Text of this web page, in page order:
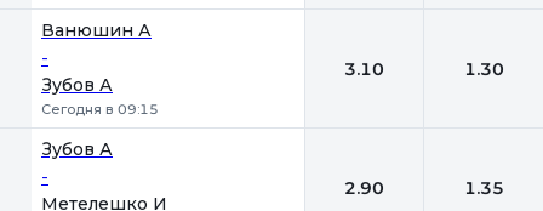
Ванюшин А
-
Зубов А
Сегодня в 09:15
3.10 1.30
Зубов А
-
Метелешко И
2.90 1.35